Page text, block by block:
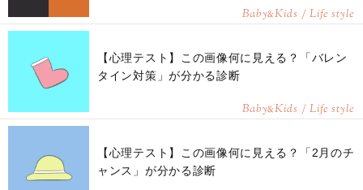
Baby&Kids / Life style
【心理テスト】この画像何に見える？「バレン
タイン対策」が分かる診断
Baby&Kids / Life style
【心理テスト】この画像何に見える？「2月のチ
ャンス」が分かる診断